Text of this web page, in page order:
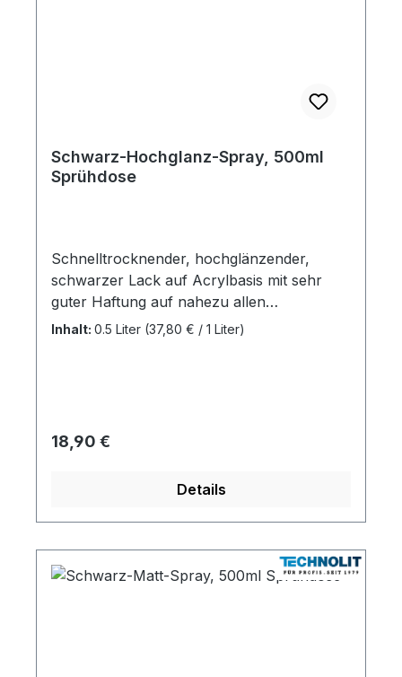
Schwarz-Hochglanz-Spray, 500ml
Sprühdose
Schnelltrocknender, hochglänzender,
schwarzer Lack auf Acrylbasis mit sehr
guter Haftung auf nahezu allen
Untergründen wie Metall, Holz und den
kurzzeitig bis +120 °C Resistent gegen
Benzin
Inhalt: 0.5 Liter (37,80 € / 1 Liter)
Regulärer Preis:
18,90 €
Details